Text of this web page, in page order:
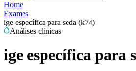
Home
Exames
ige específica para seda (k74)
Análises clínicas
ige específica para